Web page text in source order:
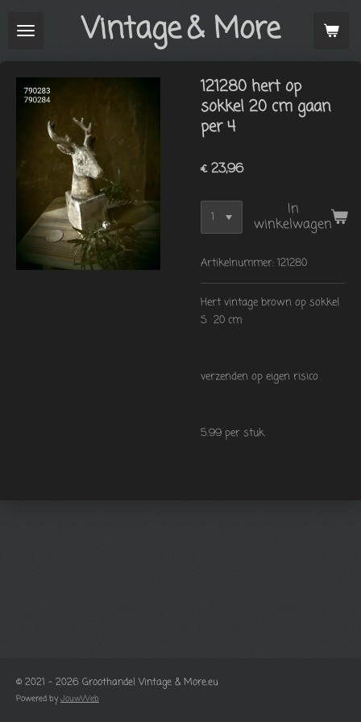
direct
hoofdinhoud
Vintage& More
121280 hert op
sokkel 20 cm gaan
per 4
€ 23,96
In
winkelwagen
Artikelnummer: 121280
Hert vintage brown op sokkel
S 20 cm
verzenden op eigen risico
5.99 per stuk
© 2021 - 2026 Groothandel Vintage & More.eu
Powered by JouwWeb